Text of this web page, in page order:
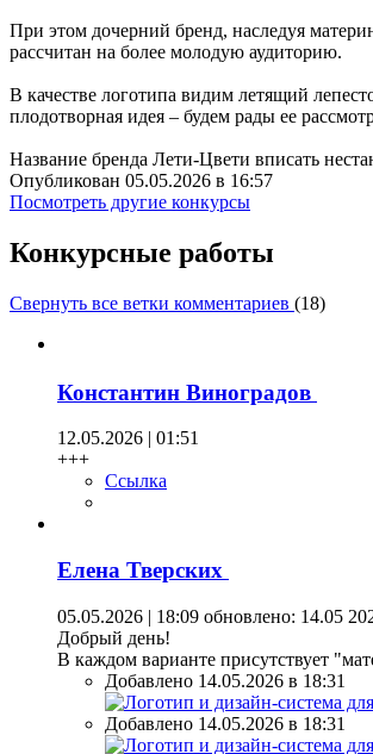
При этом дочерний бренд, наследуя
рассчитан на более молодую аудиторию.
В качестве логотипа видим летящий
плодотворная идея – будем рады ее
Название бренда Лети-Цвети вписать
Опубликован 05.05.2026 в 16:57
Посмотреть другие конкурсы
Конкурсные работы
Свернуть все ветки комментариев (18)
Константин Виноградов
12.05.2026 | 01:51
+++
Ссылка
Елена Тверских
05.05.2026 | 18:09 обновлено: 14.05
Добрый день!
В каждом варианте присутствует
Добавлено 14.05.2026 в 18:31
Добавлено 14.05.2026 в 18:31